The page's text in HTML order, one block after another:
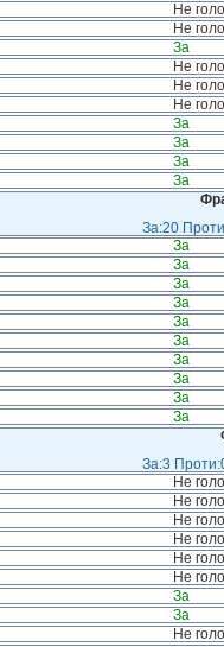
Не
Не
За
Не
Не
Не
За
За
За
За
За:20
За
За
За
За
За
За
За
За
За
За
За:3
Не
Не
Не
Не
Не
Не
За
За
Не